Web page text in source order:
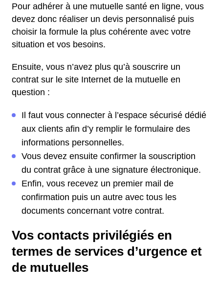
Pour adhérer à une mutuelle santé en ligne, vous
devez donc réaliser un devis personnalisé puis
choisir la formule la plus cohérente avec votre
situation et vos besoins.
Ensuite, vous n’avez plus qu’à souscrire un
contrat sur le site Internet de la mutuelle en
question :
Il faut vous connecter à l’espace sécurisé dédié
aux clients afin d’y remplir le formulaire des
informations personnelles.
Vous devez ensuite confirmer la souscription
du contrat grâce à une signature électronique.
Enfin, vous recevez un premier mail de
confirmation puis un autre avec tous les
documents concernant votre contrat.
Vos contacts privilégiés en
termes de services d’urgence et
de mutuelles